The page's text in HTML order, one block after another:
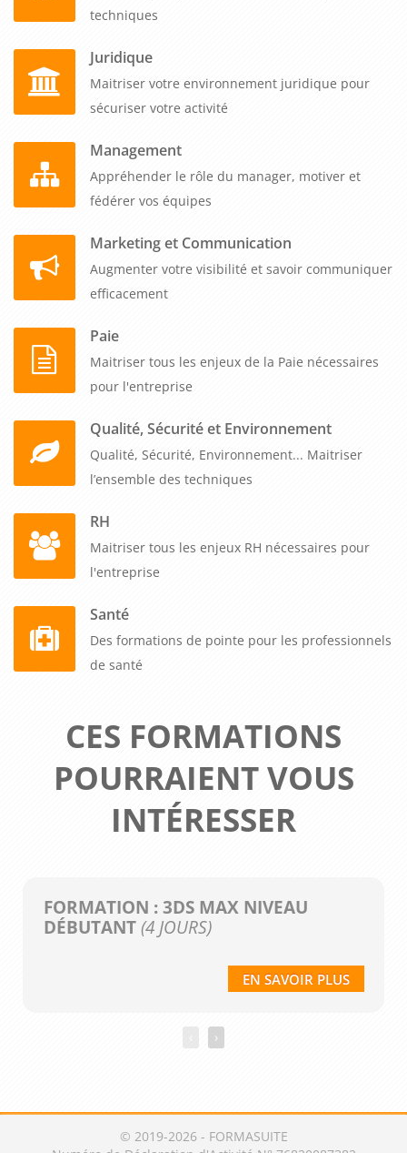
techniques
Juridique
Maitriser votre environnement juridique pour
sécuriser votre activité
Management
Appréhender le rôle du manager, motiver et
fédérer vos équipes
Marketing et Communication
Augmenter votre visibilité et savoir communiquer
efficacement
Paie
Maitriser tous les enjeux de la Paie nécessaires
pour l'entreprise
Qualité, Sécurité et Environnement
Qualité, Sécurité, Environnement... Maitriser
l’ensemble des techniques
RH
Maitriser tous les enjeux RH nécessaires pour
l'entreprise
Santé
Des formations de pointe pour les professionnels
de santé
CES FORMATIONS
POURRAIENT VOUS
INTÉRESSER
FORMATION : 3DS MAX NIVEAU
DÉBUTANT(4 JOURS)
EN SAVOIR PLUS
›
© 2019-2026 - FORMASUITE